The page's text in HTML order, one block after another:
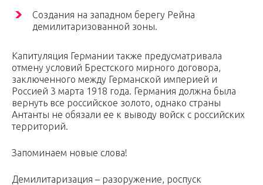
Создания на западном берегу Рейна
демилитаризованной зоны.
Капитуляция Германии также предусматривала
отмену условий Брестского мирного договора,
заключенного между Германской империей и
Россией 3 марта 1918 года. Германия должна была
вернуть все российское золото, однако страны
Антанты не обязали ее к выводу войск с российских
территорий.
Запоминаем новые слова!
Демилитаризация – разоружение, роспуск